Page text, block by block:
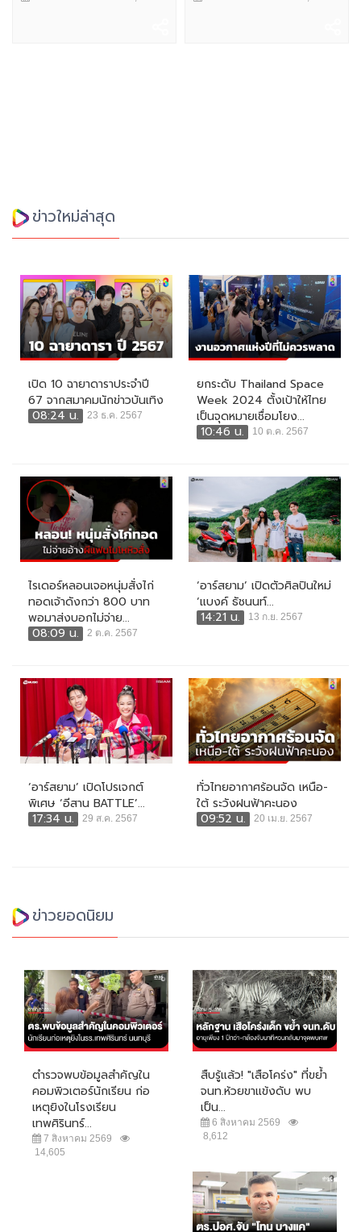
ข่าวใหม่ล่าสุด
เปิด 10 ฉายาดาราประจำปี
67 จากสมาคมนักข่าวบันเทิง
08:24 น.
23 ธ.ค. 2567
ยกระดับ Thailand Space
Week 2024 ตั้งเป้าให้ไทย
เป็นจุดหมายเชื่อมโยง...
10:46 น.
10 ต.ค. 2567
ไรเดอร์หลอนเจอหนุ่มสั่งไก่
ทอดเจ้าดังกว่า 800 บาท
พอมาส่งบอกไม่จ่าย...
08:09 น.
2 ต.ค. 2567
‘อาร์สยาม’ เปิดตัวศิลปินใหม่
‘แบงค์ ธัชนนท์...
14:21 น.
13 ก.ย. 2567
‘อาร์สยาม’ เปิดโปรเจกต์
พิเศษ ‘อีสาน BATTLE’...
17:34 น.
29 ส.ค. 2567
ทั่วไทยอากาศร้อนจัด เหนือ-
ใต้ ระวังฝนฟ้าคะนอง
09:52 น.
20 เม.ย. 2567
ข่าวยอดนิยม
ตำรวจพบข้อมูลสำคัญใน
คอมพิวเตอร์นักเรียน ก่อ
เหตุยิงในโรงเรียน
เทพศิรินทร์...
7 สิงหาคม 2569
14,605
สืบรู้แล้ว! "เสือโคร่ง" ที่ขย้ำ
จนท.ห้วยขาแข้งดับ พบ
เป็น...
6 สิงหาคม 2569
8,612